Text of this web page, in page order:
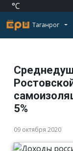
°C
Таганрог
5%
09 октября 2020